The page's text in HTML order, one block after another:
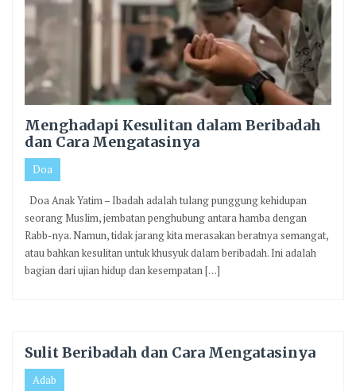
Menghadapi Kesulitan dalam Beribadah
dan Cara Mengatasinya
Doa
Doa Anak Yatim – Ibadah adalah tulang punggung kehidupan
seorang Muslim, jembatan penghubung antara hamba dengan
Rabb-nya. Namun, tidak jarang kita merasakan beratnya semangat,
atau bahkan kesulitan untuk khusyuk dalam beribadah. Ini adalah
bagian dari ujian hidup dan kesempatan […]
Sulit Beribadah dan Cara Mengatasinya
Adab